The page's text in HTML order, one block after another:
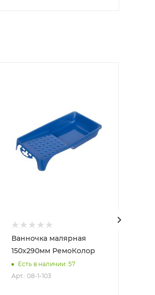
Ванночка малярная
150х290мм РемоКолор
Есть в наличии: 57
Арт.: 08-1-103